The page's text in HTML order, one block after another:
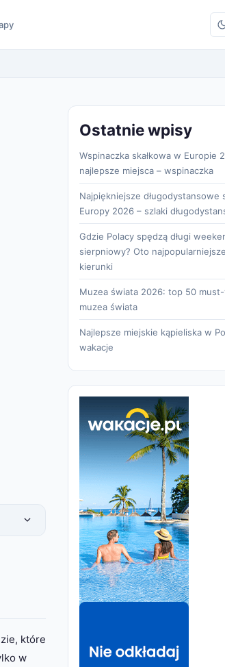
które
w
Ostatnie wpisy
Wspinaczka skałkowa w Europie
najlepsze miejsca – wspinaczka
Najpiękniejsze długodystansowe
Europy 2026 – szlaki
Gdzie Polacy spędzą długi
sierpniowy? Oto najpopularniejsze
kierunki
Muzea świata 2026: top 50
muzea świata
Najlepsze miejskie kąpieliska w
wakacje